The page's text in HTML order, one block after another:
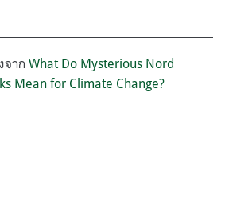
จาก What Do Mysterious Nord
Mean for Climate Change?